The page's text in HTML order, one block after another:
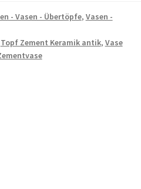
- Vasen - Übertöpfe, Vasen -
Topf Zement Keramik antik, Vase